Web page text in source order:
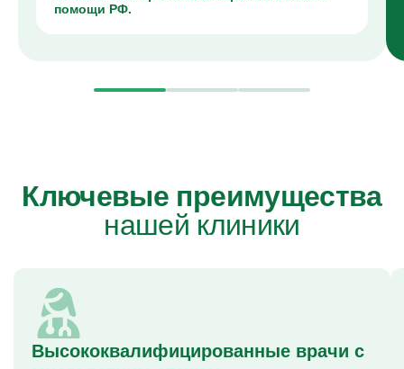
помощи РФ.
Ключевые преимущества
нашей клиники
Высококвалифицированные врачи с